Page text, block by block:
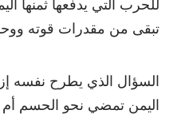
للحرب التي يدفعها ثمنها
تبقى من مقدرات قوته
السؤال الذي يطرح نفسه
اليمن تمضي نحو الحسم أم